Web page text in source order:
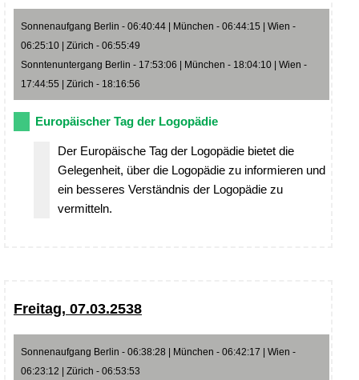
Sonnenaufgang Berlin - 06:40:44 | München - 06:44:15 | Wien -
06:25:10 | Zürich - 06:55:49
Sonntenuntergang Berlin - 17:53:06 | München - 18:04:10 | Wien -
17:44:55 | Zürich - 18:16:56
Europäischer Tag der Logopädie
Der Europäische Tag der Logopädie bietet die
Gelegenheit, über die Logopädie zu informieren und
ein besseres Verständnis der Logopädie zu
vermitteln.
Freitag, 07.03.2538
Sonnenaufgang Berlin - 06:38:28 | München - 06:42:17 | Wien -
06:23:12 | Zürich - 06:53:53